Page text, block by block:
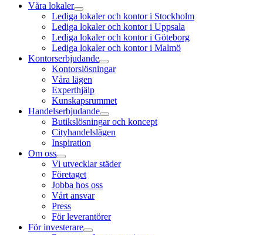
Våra lokaler
Lediga lokaler och kontor i Stockholm
Lediga lokaler och kontor i Uppsala
Lediga lokaler och kontor i Göteborg
Lediga lokaler och kontor i Malmö
Kontorserbjudande
Kontorslösningar
Våra lägen
Experthjälp
Kunskapsrummet
Handelserbjudande
Butikslösningar och koncept
Cityhandelslägen
Inspiration
Om oss
Vi utvecklar städer
Företaget
Jobba hos oss
Vårt ansvar
Press
För leverantörer
För investerare